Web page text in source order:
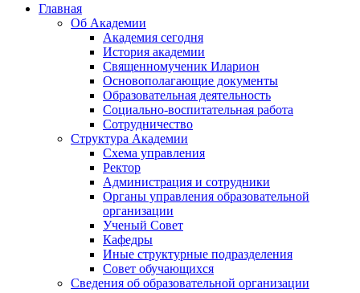
Главная
Об Академии
Академия сегодня
История академии
Священномученик Иларион
Основополагающие документы
Образовательная деятельность
Социально-воспитательная работа
Сотрудничество
Структура Академии
Схема управления
Ректор
Администрация и сотрудники
Органы управления образовательной
организации
Ученый Совет
Кафедры
Иные структурные подразделения
Совет обучающихся
Сведения об образовательной организации